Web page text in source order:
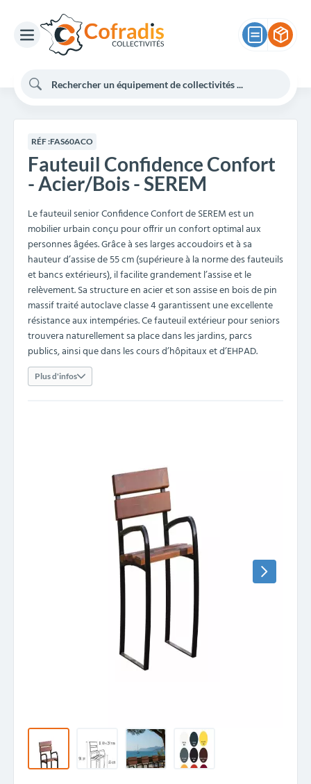
RÉF :FAS60ACO
Fauteuil Confidence Confort
- Acier/Bois - SEREM
Le fauteuil senior Confidence Confort de SEREM est un
mobilier urbain conçu pour offrir un confort optimal aux
personnes âgées. Grâce à ses larges accoudoirs et à sa
hauteur d’assise de 55 cm (supérieure à la norme des fauteuils
et bancs extérieurs), il facilite grandement l’assise et le
relèvement. Sa structure en acier et son assise en bois de pin
massif traité autoclave classe 4 garantissent une excellente
résistance aux intempéries. Ce fauteuil extérieur pour seniors
trouvera naturellement sa place dans les jardins, parcs
publics, ainsi que dans les cours d’hôpitaux et d’EHPAD.
Plus d'infos